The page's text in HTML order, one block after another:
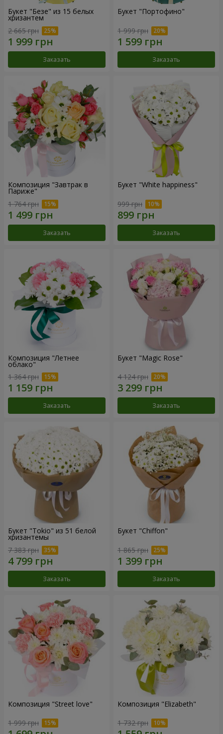
Букет "Безе" из 15 белых
хризантем
2 665 грн
Заказать
Букет "Портофино"
1 999 грн
Заказать
Композиция "Завтрак в
Париже"
1 764 грн
Заказать
Букет "White happiness"
999 грн
Заказать
Композиция "Летнее
облако"
1 364 грн
Заказать
Букет "Magic Rose"
4 124 грн
Заказать
Букет "Tokio" из 51 белой
хризантемы
7 383 грн
Заказать
Букет "Chiffon"
1 865 грн
Заказать
Композиция "Street love"
1 999 грн
Композиция "Elizabeth"
1 732 грн